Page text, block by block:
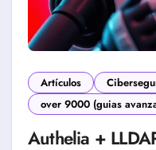
Artículos
over 9000 (guias
Authelia +